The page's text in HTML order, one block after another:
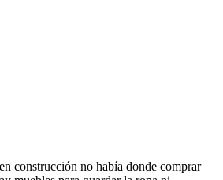
construcción no había donde comprar